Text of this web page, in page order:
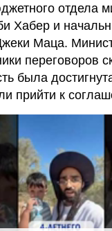
отдела
Хабер и
Маца.
переговоров
была
прийти к